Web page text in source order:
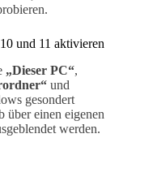
und 11 aktivieren
„Dieser PC“,
und
gesondert
über einen eigenen
werden.